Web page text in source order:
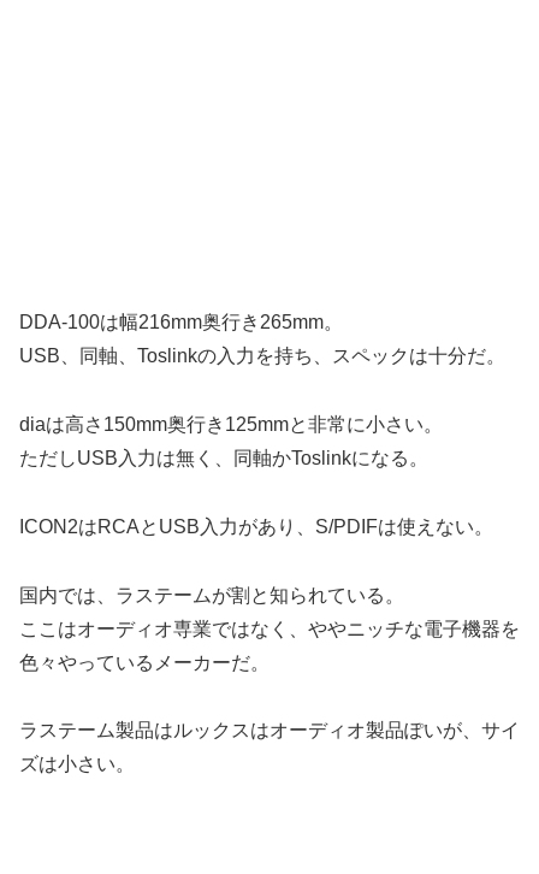
DDA-100は幅216mm奥行き265mm。
USB、同軸、Toslinkの入力を持ち、スペックは十分だ。
diaは高さ150mm奥行き125mmと非常に小さい。
ただしUSB入力は無く、同軸かToslinkになる。
ICON2はRCAとUSB入力があり、S/PDIFは使えない。
国内では、ラステームが割と知られている。
ここはオーディオ専業ではなく、ややニッチな電子機器を
色々やっているメーカーだ。
ラステーム製品はルックスはオーディオ製品ぽいが、サイ
ズは小さい。